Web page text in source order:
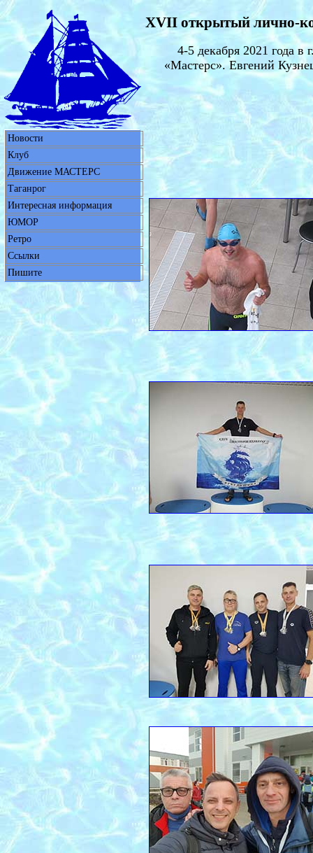
Новости
Клуб
Движение МАСТЕРС
Таганрог
Интересная информация
ЮМОР
Ретро
Ссылки
Пишите
XVII открытый лично-
4-5 декабря 2021 года
«Мастерс». Евгений